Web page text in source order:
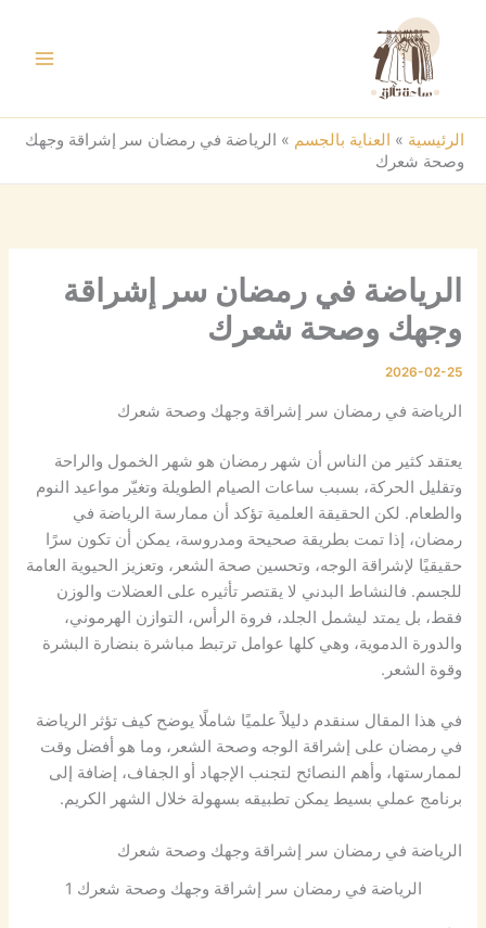
المحتوى
الرئيسية » العناية بالجسم » الرياضة في رمضان سر إشراقة وجهك
وصحة شعرك
الرياضة في رمضان سر إشراقة
وجهك وصحة شعرك
2026-02-25
الرياضة في رمضان سر إشراقة وجهك وصحة شعرك
يعتقد كثير من الناس أن شهر رمضان هو شهر الخمول والراحة
وتقليل الحركة، بسبب ساعات الصيام الطويلة وتغيّر مواعيد النوم
والطعام. لكن الحقيقة العلمية تؤكد أن ممارسة الرياضة في
رمضان، إذا تمت بطريقة صحيحة ومدروسة، يمكن أن تكون سرًا
حقيقيًا لإشراقة الوجه، وتحسين صحة الشعر، وتعزيز الحيوية العامة
للجسم. فالنشاط البدني لا يقتصر تأثيره على العضلات والوزن
فقط، بل يمتد ليشمل الجلد، فروة الرأس، التوازن الهرموني،
والدورة الدموية، وهي كلها عوامل ترتبط مباشرة بنضارة البشرة
وقوة الشعر.
في هذا المقال سنقدم دليلاً علميًا شاملًا يوضح كيف تؤثر الرياضة
في رمضان على إشراقة الوجه وصحة الشعر، وما هو أفضل وقت
لممارستها، وأهم النصائح لتجنب الإجهاد أو الجفاف، إضافة إلى
برنامج عملي بسيط يمكن تطبيقه بسهولة خلال الشهر الكريم.
الرياضة في رمضان سر إشراقة وجهك وصحة شعرك
الرياضة في رمضان سر إشراقة وجهك وصحة شعرك 1